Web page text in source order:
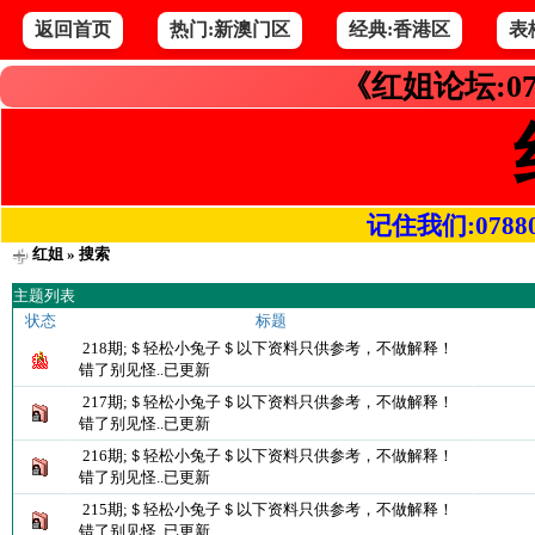
返回首页 热门:新澳门区 经典:香港区 表
《红姐论坛
记住我们
红姐» 搜索
主题列表
状态
标题
218期;＄轻松小兔子＄以下资料只供参考，不做解释！
错了别见怪..已更新
217期;＄轻松小兔子＄以下资料只供参考，不做解释！
错了别见怪..已更新
216期;＄轻松小兔子＄以下资料只供参考，不做解释！
错了别见怪..已更新
215期;＄轻松小兔子＄以下资料只供参考，不做解释！
错了别见怪..已更新